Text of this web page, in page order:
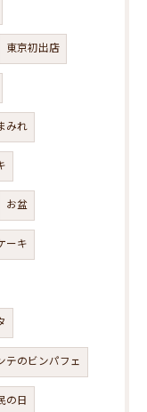
東京初出店
みれ
お盆
ーキ
テのビンパフェ
の日